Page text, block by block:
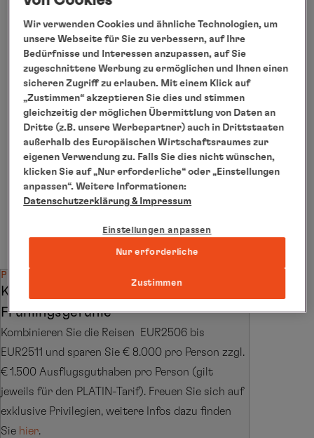
Sterneküche und bringt mit The Globe by Kevin
Fehling seine preisgekrönte Küche auf die
EUROPA. In diesem Gourmetrestaurant dürfen
Ihre Sinne auf eine exquisite kulinarische
Weltreise gehen, verführt von Zutaten und
Aromen unterschiedlichster Breitengrade –
unkonventionell, modern und innovativ.
Änderungen vorbehalten
Fehling
PREISTIPP
Kleine Weltreise "Mehr Zeit für
Frühlingsgefühle"
Kombinieren Sie die Reisen EUR2506 bis
EUR2511 und sparen Sie € 8.000 pro Person zzgl.
€ 1.500 Ausflugsguthaben pro Person (gilt
jeweils für den PLATIN-Tarif). Freuen Sie sich auf
exklusive Privilegien, weitere Infos dazu finden
Sie hier.
Wir verwenden Cookies und ähnliche Technologien, um
unsere Webseite für Sie zu verbessern, auf Ihre
Bedürfnisse und Interessen anzupassen, auf Sie
zugeschnittene Werbung zu ermöglichen und Ihnen einen
sicheren Zugriff zu erlauben. Mit einem Klick auf
„Zustimmen“ akzeptieren Sie dies und stimmen
gleichzeitig der möglichen Übermittlung von Daten an
Dritte (z.B. unsere Werbepartner) auch in Drittstaaten
außerhalb des Europäischen Wirtschaftsraumes zur
eigenen Verwendung zu. Falls Sie dies nicht wünschen,
klicken Sie auf „Nur erforderliche“ oder „Einstellungen
anpassen“. Weitere Informationen:
Datenschutzerklärung & Impressum
Einstellungen anpassen
Nur erforderliche
Zustimmen